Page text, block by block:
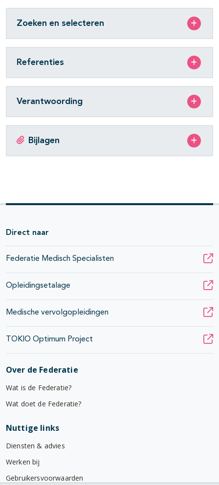
Zoeken en selecteren
Referenties
Verantwoording
Bijlagen
Direct naar
Federatie Medisch Specialisten
Opleidingsetalage
Medische vervolgopleidingen
TOKIO Optimum Project
Over de Federatie
Wat is de Federatie?
Wat doet de Federatie?
Nuttige links
Diensten & advies
Werken bij
Gebruikersvoorwaarden